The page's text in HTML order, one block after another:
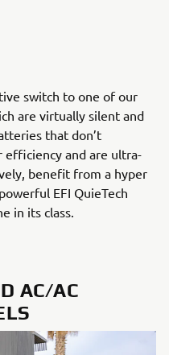
switch to one of our
are virtually silent and
that don’t
efficiency and are ultra-
benefit from a hyper
EFI QuieTech
in its class.
AC/AC